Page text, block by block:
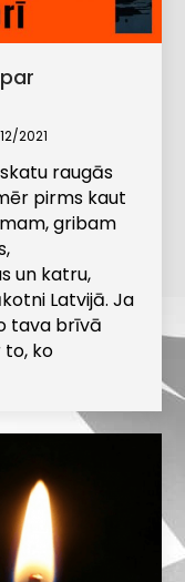
2021
raugās
pirms kaut
gribam
un katru,
Latvijā. Ja
tava brīvā
to, ko